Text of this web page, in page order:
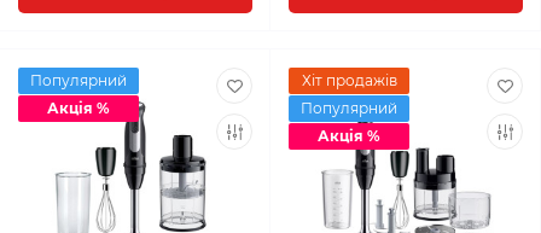
Популярний
Акція %
Хіт продажів
Популярний
Акція %